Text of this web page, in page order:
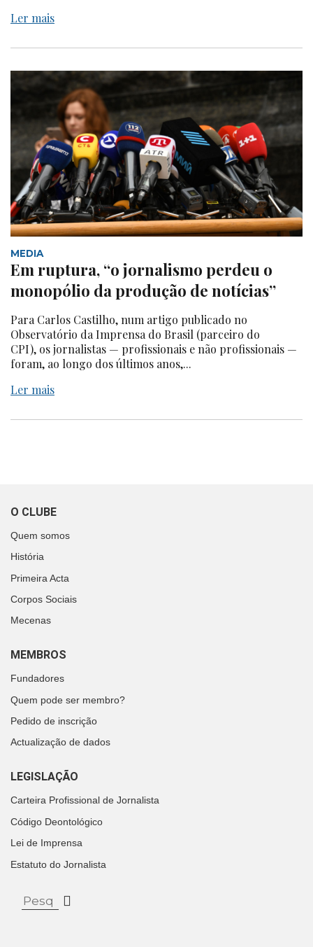
Ler mais
MEDIA
Em ruptura, “o jornalismo perdeu o
monopólio da produção de notícias”
Para Carlos Castilho, num artigo publicado no
Observatório da Imprensa do Brasil (parceiro do
CPI), os jornalistas — profissionais e não profissionais —
foram, ao longo dos últimos anos,...
Ler mais
O CLUBE
Quem somos
História
Primeira Acta
Corpos Sociais
Mecenas
MEMBROS
Fundadores
Quem pode ser membro?
Pedido de inscrição
Actualização de dados
LEGISLAÇÃO
Carteira Profissional de Jornalista
Código Deontológico
Lei de Imprensa
Estatuto do Jornalista